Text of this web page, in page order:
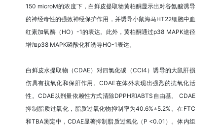
150 microM的浓度下，白鲜皮提取物黄柏酮显示出对谷氨酸诱导
的神经毒性的强效神经保护作用，并诱导小鼠海马HT22细胞中血
红素加氧酶（HO）-1的表达。此外，黄柏酮通过p38 MAPK途径
增加p38 MAPK磷酸化和诱导HO-1表达。
白鲜皮水提取物（CDAE）对四氯化碳（CCl4）诱导的大鼠肝损
伤具有抗氧化和保肝作用。CDAE在体外表现出强烈的抗氧化活
性。CDAE以剂量依赖性方式清除DPPH和ABTS自由基。 CDAE
抑制脂质过氧化，脂质过氧化物抑制率为40.6%±5.2%。在FTC
和TBA测定中，CDAE显著抑制脂质过氧化（P <0.01）。体内组